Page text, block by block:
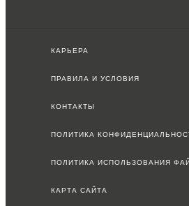
КАРЬЕРА
ПРАВИЛА И УСЛОВИЯ
КОНТАКТЫ
ПОЛИТИКА
ПОЛИТИКА ИСПОЛЬЗОВАНИЯ
КАРТА САЙТА